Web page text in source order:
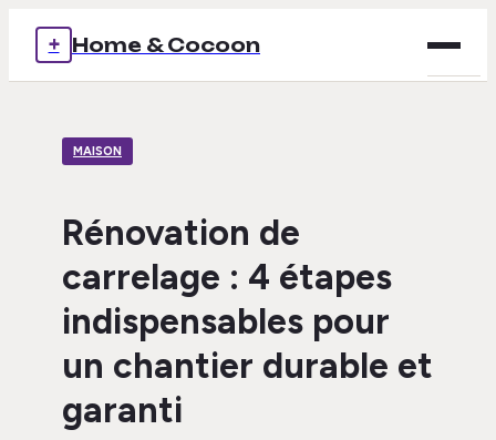
+ Home & Cocoon
MAISON
Rénovation de
carrelage : 4 étapes
indispensables pour
un chantier durable et
garanti